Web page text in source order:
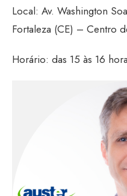
Local: Av. Washington
Fortaleza (CE) – Centro
Horário: das 15 às 16